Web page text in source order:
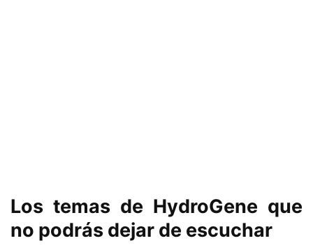
Los temas de HydroGene que
no podrás dejar de escuchar